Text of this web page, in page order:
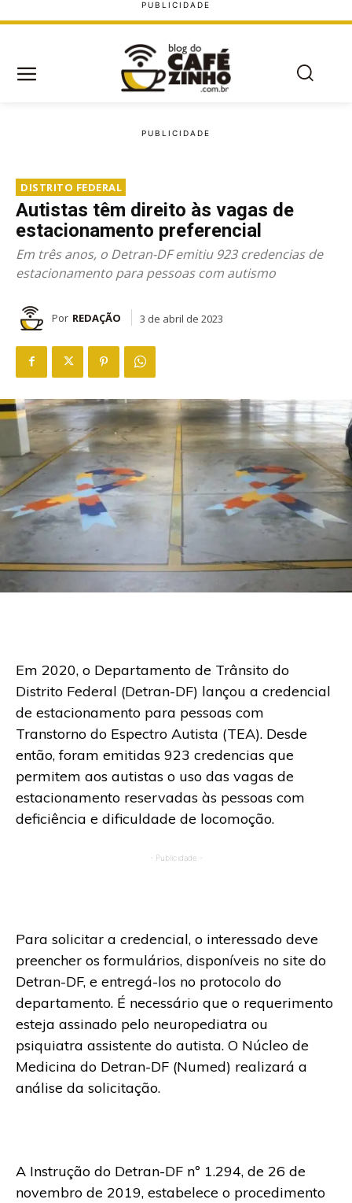
DISTRITO FEDERAL
Autistas têm direito às vagas de
estacionamento preferencial
Em três anos, o Detran-DF emitiu 923 credencias de
estacionamento para pessoas com autismo
Por REDAÇÃO 3 de abril de 2023
Em 2020, o Departamento de Trânsito do
Distrito Federal (Detran-DF) lançou a credencial
de estacionamento para pessoas com
Transtorno do Espectro Autista (TEA). Desde
então, foram emitidas 923 credencias que
permitem aos autistas o uso das vagas de
estacionamento reservadas às pessoas com
deficiência e dificuldade de locomoção.
- Publicidade -
Para solicitar a credencial, o interessado deve
preencher os formulários, disponíveis no site do
Detran-DF, e entregá-los no protocolo do
departamento. É necessário que o requerimento
esteja assinado pelo neuropediatra ou
psiquiatra assistente do autista. O Núcleo de
Medicina do Detran-DF (Numed) realizará a
análise da solicitação.
A Instrução do Detran-DF nº 1.294, de 26 de
novembro de 2019, estabelece o procedimento